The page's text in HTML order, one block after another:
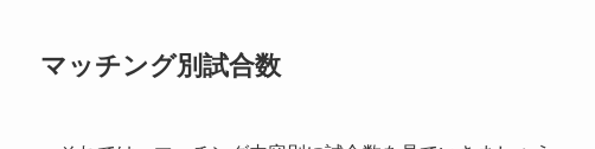
マッチング別試合数